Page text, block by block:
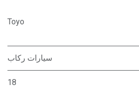
Toyo
سيارات ركاب
18